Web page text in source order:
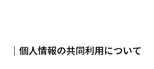
｜個人情報の共同利用について